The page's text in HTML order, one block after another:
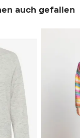
auch gefallen